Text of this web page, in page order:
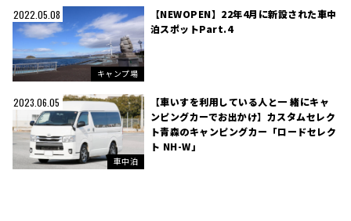
2022.05.08
キャンプ場
【NEWOPEN】22年4月に新設された車中
泊スポットPart.4
2023.06.05
車中泊
【車いすを利用している人と一 緒にキャ
ンピングカーでお出かけ】カスタムセレク
ト青森のキャンピングカー「ロードセレク
ト NH-W」